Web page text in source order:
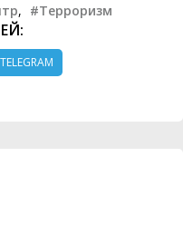
, #Терроризм
TELEGRAM